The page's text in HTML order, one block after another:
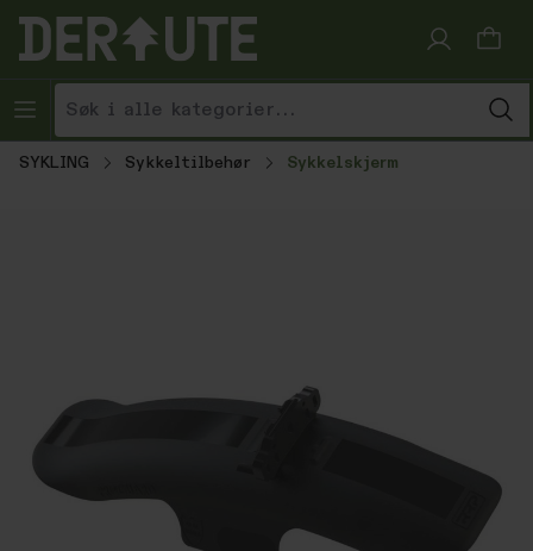
Hopp til innhold
SYKLING Sykkeltilbehør Sykkelskjerm